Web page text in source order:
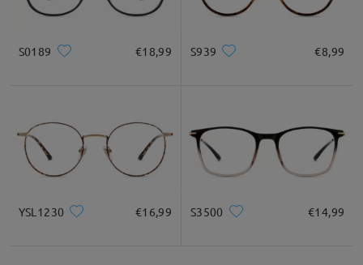
S0189 €18,99 S939 €8,99
YSL1230 €16,99 S3500 €14,99